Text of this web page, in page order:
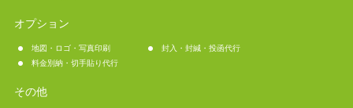
オプション
地図・ロゴ・写真印刷
封入・封緘・投函代行
料金別納・切手貼り代行
その他